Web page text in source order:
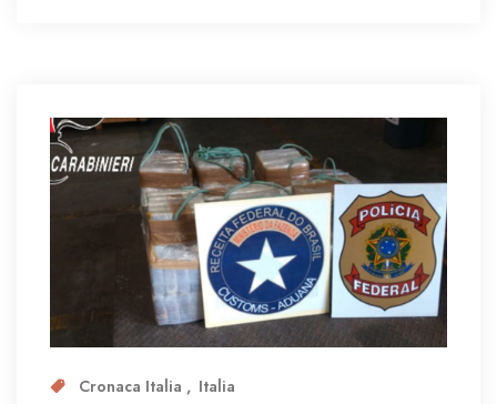
Cronaca Italia Italia